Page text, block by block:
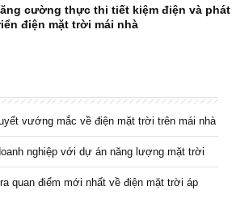
cường thực thi tiết kiệm điện và phát
điện mặt trời mái nhà
vướng mắc về điện mặt trời trên mái nhà
nghiệp với dự án năng lượng mặt trời
quan điểm mới nhất về điện mặt trời áp